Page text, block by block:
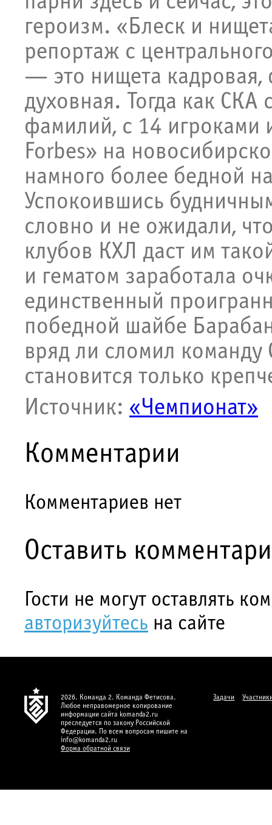
героизм. «Блеск и
репортаж с
— это нищета кадровая,
духовная. Тогда как
фамилий, с 14 игроками
Forbes» на
намного более бедной
Успокоившись
словно и не ожидали,
клубов КХЛ даст им
и гематом заработала
единственный
победной шайбе
вряд ли сломил команду
становится только
Источник: «Чемпионат»
Комментарии
Комментариев нет
Оставить
Гости не могут оставлять
авторизуйтесь на сайте
2026. Команда 2. Команда Фетисова.
Любое неправомерное копирование
информации сайта komanda2.ru
преследуется по закону Российской
Федерации. По всем вопросам пишите на
info@komanda2.ru
Форма обратной связи
Задачи